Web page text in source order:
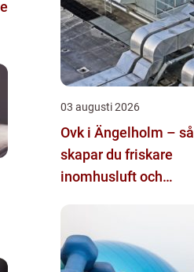
03 augusti 2026
Ovk i Ängelholm – så
skapar du friskare
inomhusluft och